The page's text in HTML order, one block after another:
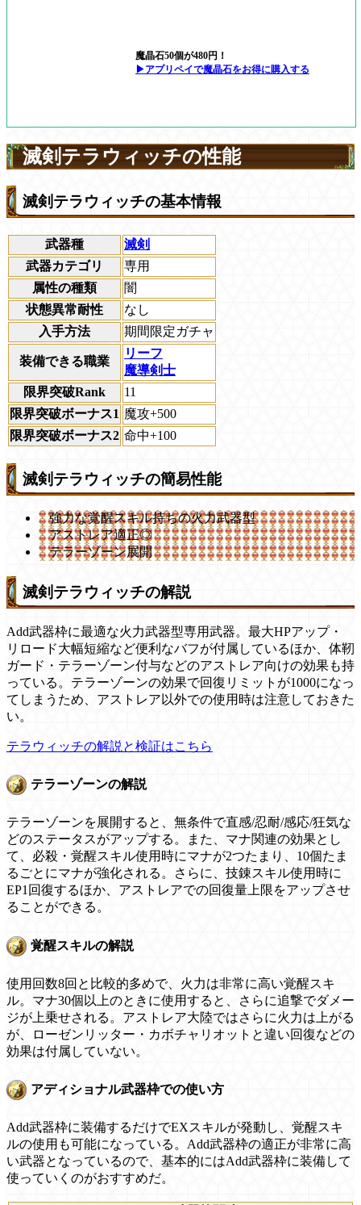
魔晶石50個が480円！
▶アプリペイで魔晶石をお得に購入する
滅剣テラウィッチの性能
滅剣テラウィッチの基本情報
武器種
滅剣
武器カテゴリ
専用
属性の種類
闇
状態異常耐性
なし
入手方法
期間限定ガチャ
装備できる職業
リーフ
魔導剣士
限界突破Rank
11
限界突破ボーナス1 魔攻+500
限界突破ボーナス2 命中+100
滅剣テラウィッチの簡易性能
強力な覚醒スキル持ちの火力武器型
アストレア適正◎
テラーゾーン展開
滅剣テラウィッチの解説
Add武器枠に最適な火力武器型専用武器。最大HPアップ・
リロード大幅短縮など便利なバフが付属しているほか、体靭
ガード・テラーゾーン付与などのアストレア向けの効果も持
っている。テラーゾーンの効果で回復リミットが1000になっ
てしまうため、アストレア以外での使用時は注意しておきた
い。
テラウィッチの解説と検証はこちら
テラーゾーンの解説
テラーゾーンを展開すると、無条件で直感/忍耐/感応/狂気な
どのステータスがアップする。また、マナ関連の効果とし
て、必殺・覚醒スキル使用時にマナが2つたまり、10個たま
るごとにマナが強化される。さらに、技錬スキル使用時に
EP1回復するほか、アストレアでの回復量上限をアップさせ
ることができる。
覚醒スキルの解説
使用回数8回と比較的多めで、火力は非常に高い覚醒スキ
ル。マナ30個以上のときに使用すると、さらに追撃でダメー
ジが上乗せされる。アストレア大陸ではさらに火力は上がる
が、ローゼンリッター・カボチャリオットと違い回復などの
効果は付属していない。
アディショナル武器枠での使い方
Add武器枠に装備するだけでEXスキルが発動し、覚醒スキ
ルの使用も可能になっている。Add武器枠の適正が非常に高
い武器となっているので、基本的にはAdd武器枠に装備して
使っていくのがおすすめだ。